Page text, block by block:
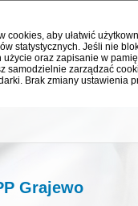
cookies, aby ułatwić
statystycznych. Jeśli nie
użycie oraz zapisanie w
samodzielnie zarządzać
Brak zmiany ustawienia
Grajewo